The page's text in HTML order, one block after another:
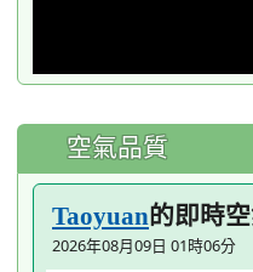
空氣品質
Taoyuan的即時
2026年08月09日 01時06分